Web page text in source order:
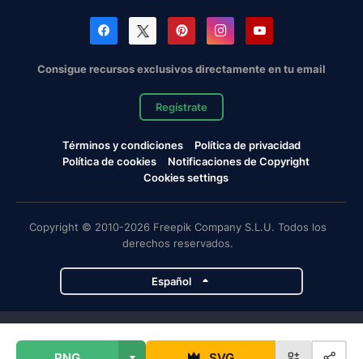
Consigue recursos exclusivos directamente en tu email
Regístrate
Términos y condiciones
Política de privacidad
Política de cookies
Notificaciones de Copyright
Cookies settings
Copyright © 2010-2026 Freepik Company S.L.U. Todos los
derechos reservados.
Español